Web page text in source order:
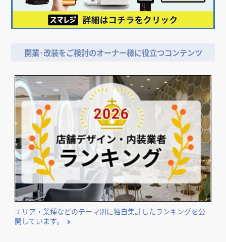
開業･改装をご検討のオーナー様に役立つコンテンツ
エリア・業種などのテーマ別に独自集計したランキングを公
開しています。